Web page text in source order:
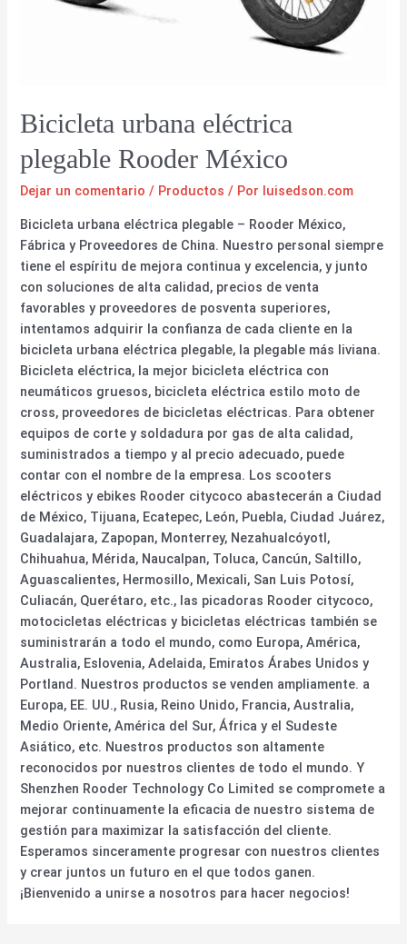
Bicicleta urbana eléctrica
plegable Rooder México
Dejar un comentario / Productos / Por luisedson.com
Bicicleta urbana eléctrica plegable – Rooder México,
Fábrica y Proveedores de China. Nuestro personal siempre
tiene el espíritu de mejora continua y excelencia, y junto
con soluciones de alta calidad, precios de venta
favorables y proveedores de posventa superiores,
intentamos adquirir la confianza de cada cliente en la
bicicleta urbana eléctrica plegable, la plegable más liviana.
Bicicleta eléctrica, la mejor bicicleta eléctrica con
neumáticos gruesos, bicicleta eléctrica estilo moto de
cross, proveedores de bicicletas eléctricas. Para obtener
equipos de corte y soldadura por gas de alta calidad,
suministrados a tiempo y al precio adecuado, puede
contar con el nombre de la empresa. Los scooters
eléctricos y ebikes Rooder citycoco abastecerán a Ciudad
de México, Tijuana, Ecatepec, León, Puebla, Ciudad Juárez,
Guadalajara, Zapopan, Monterrey, Nezahualcóyotl,
Chihuahua, Mérida, Naucalpan, Toluca, Cancún, Saltillo,
Aguascalientes, Hermosillo, Mexicali, San Luis Potosí,
Culiacán, Querétaro, etc., las picadoras Rooder citycoco,
motocicletas eléctricas y bicicletas eléctricas también se
suministrarán a todo el mundo, como Europa, América,
Australia, Eslovenia, Adelaida, Emiratos Árabes Unidos y
Portland. Nuestros productos se venden ampliamente. a
Europa, EE. UU., Rusia, Reino Unido, Francia, Australia,
Medio Oriente, América del Sur, África y el Sudeste
Asiático, etc. Nuestros productos son altamente
reconocidos por nuestros clientes de todo el mundo. Y
Shenzhen Rooder Technology Co Limited se compromete a
mejorar continuamente la eficacia de nuestro sistema de
gestión para maximizar la satisfacción del cliente.
Esperamos sinceramente progresar con nuestros clientes
y crear juntos un futuro en el que todos ganen.
¡Bienvenido a unirse a nosotros para hacer negocios!